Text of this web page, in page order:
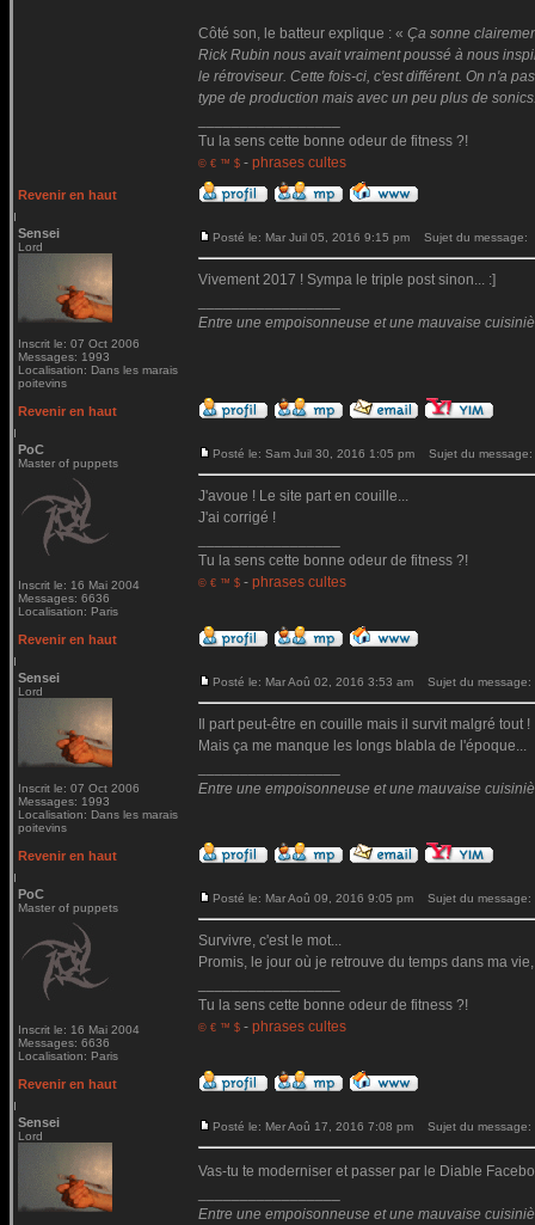
Côté son, le batteur explique : « Ça sonne
Rick Rubin nous avait vraiment poussé à nous
le rétroviseur. Cette fois-ci, c'est différent. On n'a
type de production mais avec un peu plus de
Tu la sens cette bonne odeur de fitness ?!
© € ™ $ - phrases cultes
Revenir en haut
Sensei
Lord
Inscrit le: 07 Oct 2006
Messages: 1993
Localisation: Dans les marais
poitevins
Posté le: Mar Juil 05, 2016 9:15 pm Sujet du message:
Vivement 2017 ! Sympa le triple post sinon... :]
Entre une empoisonneuse et une mauvaise
Revenir en haut
PoC
Master of puppets
Inscrit le: 16 Mai 2004
Messages: 6636
Localisation: Paris
Posté le: Sam Juil 30, 2016 1:05 pm Sujet du message:
J'avoue ! Le site part en couille...
J'ai corrigé !
Tu la sens cette bonne odeur de fitness ?!
© € ™ $ - phrases cultes
Revenir en haut
Sensei
Lord
Inscrit le: 07 Oct 2006
Messages: 1993
Localisation: Dans les marais
poitevins
Posté le: Mar Aoû 02, 2016 3:53 am Sujet du message:
Il part peut-être en couille mais il survit malgré tout !
Mais ça me manque les longs blabla de l'époque...
Entre une empoisonneuse et une mauvaise
Revenir en haut
PoC
Master of puppets
Inscrit le: 16 Mai 2004
Messages: 6636
Localisation: Paris
Posté le: Mar Aoû 09, 2016 9:05 pm Sujet du message:
Survivre, c'est le mot...
Promis, le jour où je retrouve du temps dans ma
Tu la sens cette bonne odeur de fitness ?!
© € ™ $ - phrases cultes
Revenir en haut
Sensei
Lord
Posté le: Mer Aoû 17, 2016 7:08 pm Sujet du message:
Vas-tu te moderniser et passer par le Diable
Entre une empoisonneuse et une mauvaise